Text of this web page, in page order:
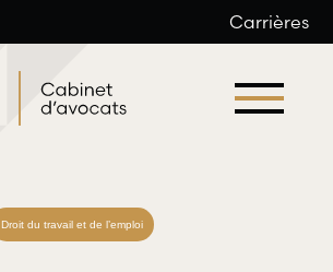
Carrières
Droit du travail et de l’emploi